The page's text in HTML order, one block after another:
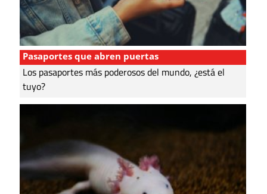
Pasaportes que abren puertas
Los pasaportes más poderosos del mundo, ¿está el
tuyo?